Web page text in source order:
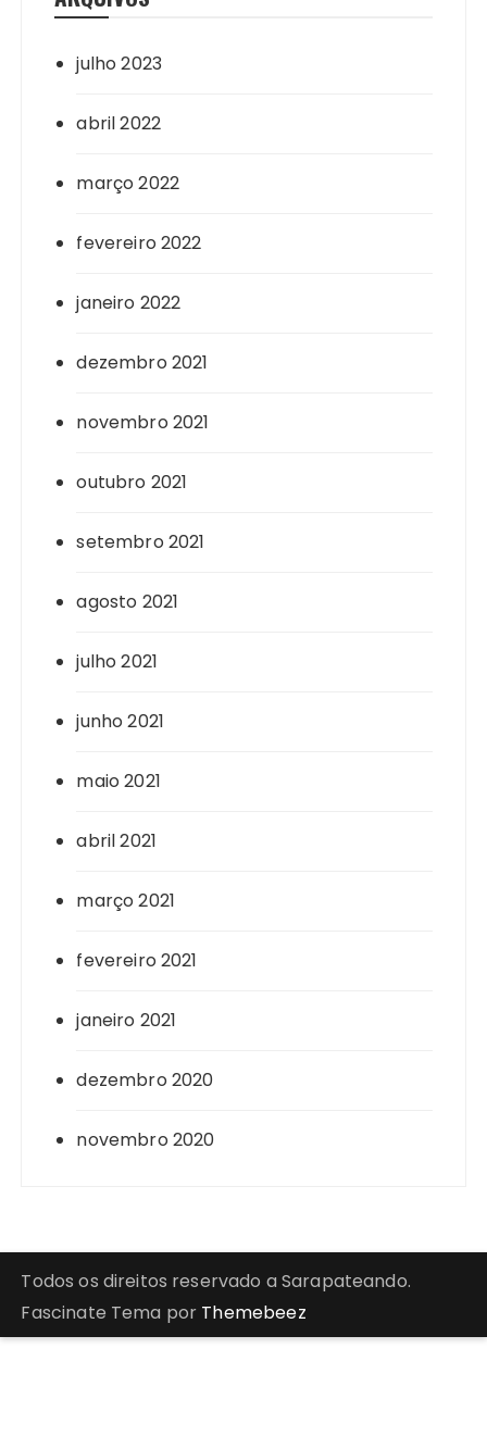
julho 2023
abril 2022
março 2022
fevereiro 2022
janeiro 2022
dezembro 2021
novembro 2021
outubro 2021
setembro 2021
agosto 2021
julho 2021
junho 2021
maio 2021
abril 2021
março 2021
fevereiro 2021
janeiro 2021
dezembro 2020
novembro 2020
Todos os direitos reservado a Sarapateando.
Fascinate Tema por Themebeez